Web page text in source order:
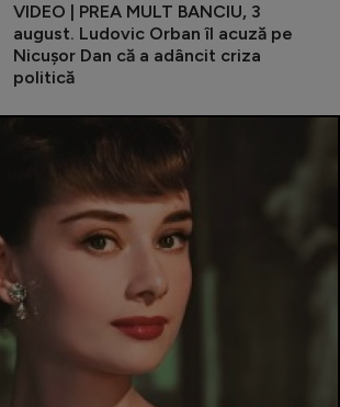
VIDEO | PREA MULT BANCIU, 3
august. Ludovic Orban îl acuză pe
Nicușor Dan că a adâncit criza
politică